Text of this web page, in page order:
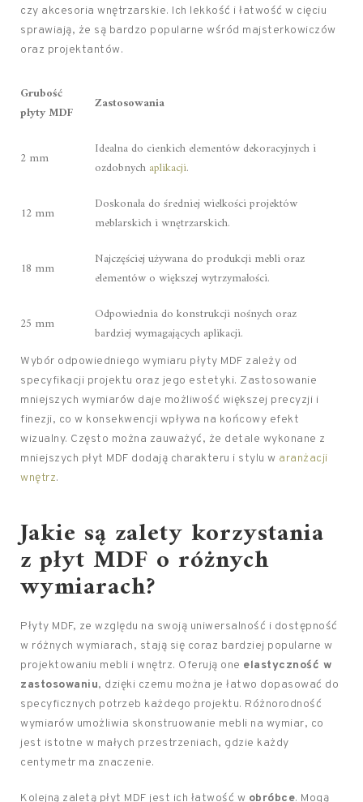
czy akcesoria wnętrzarskie. Ich lekkość i łatwość w cięciu
sprawiają, że są bardzo popularne wśród majsterkowiczów
oraz projektantów.
Grubość
płyty MDF
Zastosowania
2 mm
Idealna do cienkich elementów dekoracyjnych i
ozdobnych aplikacji.
12 mm
Doskonała do średniej wielkości projektów
meblarskich i wnętrzarskich.
18 mm
Najczęściej używana do produkcji mebli oraz
elementów o większej wytrzymałości.
25 mm
Odpowiednia do konstrukcji nośnych oraz
bardziej wymagających aplikacji.
Wybór odpowiedniego wymiaru płyty MDF zależy od
specyfikacji projektu oraz jego estetyki. Zastosowanie
mniejszych wymiarów daje możliwość większej precyzji i
finezji, co w konsekwencji wpływa na końcowy efekt
wizualny. Często można zauważyć, że detale wykonane z
mniejszych płyt MDF dodają charakteru i stylu w aranżacji
wnętrz.
Jakie są zalety korzystania
z płyt MDF o różnych
wymiarach?
Płyty MDF, ze względu na swoją uniwersalność i dostępność
w różnych wymiarach, stają się coraz bardziej popularne w
projektowaniu mebli i wnętrz. Oferują one elastyczność w
zastosowaniu, dzięki czemu można je łatwo dopasować do
specyficznych potrzeb każdego projektu. Różnorodność
wymiarów umożliwia skonstruowanie mebli na wymiar, co
jest istotne w małych przestrzeniach, gdzie każdy
centymetr ma znaczenie.
Kolejną zaletą płyt MDF jest ich łatwość w obróbce. Mogą